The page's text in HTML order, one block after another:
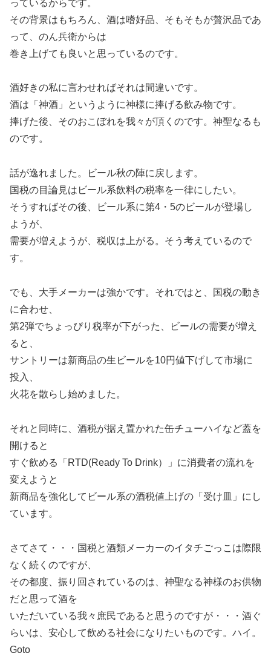
っているからです。
その背景はもちろん、酒は嗜好品、そもそもが贅沢品であ
って、のん兵衛からは
巻き上げても良いと思っているのです。
酒好きの私に言わせればそれは間違いです。
酒は「神酒」というように神様に捧げる飲み物です。
捧げた後、そのおこぼれを我々が頂くのです。神聖なるも
のです。
話が逸れました。ビール秋の陣に戻します。
国税の目論見はビール系飲料の税率を一律にしたい。
そうすればその後、ビール系に第4・5のビールが登場し
ようが、
需要が増えようが、税収は上がる。そう考えているので
す。
でも、大手メーカーは強かです。それではと、国税の動き
に合わせ、
第2弾でちょっぴり税率が下がった、ビールの需要が増え
ると、
サントリーは新商品の生ビールを10円値下げして市場に
投入、
火花を散らし始めました。
それと同時に、酒税が据え置かれた缶チューハイなど蓋を
開けると
すぐ飲める「RTD(Ready To Drink）」に消費者の流れを
変えようと
新商品を強化してビール系の酒税値上げの「受け皿」にし
ています。
さてさて・・・国税と酒類メーカーのイタチごっこは際限
なく続くのですが、
その都度、振り回されているのは、神聖なる神様のお供物
だと思って酒を
いただいている我々庶民であると思うのですが・・・酒ぐ
らいは、安心して飲める社会になりたいものです。ハイ。
Goto